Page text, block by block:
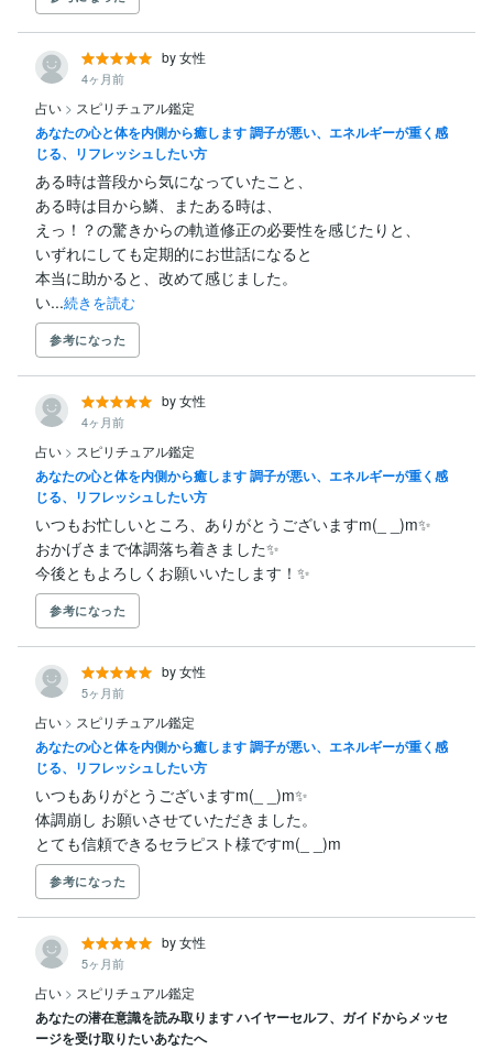
by 女性
4ヶ月前
占い > スピリチュアル鑑定
あなたの心と体を内側から癒します 調子が悪い、エネルギーが重く感
じる、リフレッシュしたい方
ある時は普段から気になっていたこと、
ある時は目から鱗、またある時は、
えっ！？の驚きからの軌道修正の必要性を感じたりと、
いずれにしても定期的にお世話になると
本当に助かると、改めて感じました。
い...続きを読む
参考になった
by 女性
4ヶ月前
占い > スピリチュアル鑑定
あなたの心と体を内側から癒します 調子が悪い、エネルギーが重く感
じる、リフレッシュしたい方
いつもお忙しいところ、ありがとうございますm(_ _)m✨
おかげさまで体調落ち着きました✨
今後ともよろしくお願いいたします！✨
参考になった
by 女性
5ヶ月前
占い > スピリチュアル鑑定
あなたの心と体を内側から癒します 調子が悪い、エネルギーが重く感
じる、リフレッシュしたい方
いつもありがとうございますm(_ _)m✨
体調崩し お願いさせていただきました。
とても信頼できるセラピスト様ですm(_ _)m
参考になった
by 女性
5ヶ月前
占い > スピリチュアル鑑定
あなたの潜在意識を読み取ります ハイヤーセルフ、ガイドからメッセ
ージを受け取りたいあなたへ